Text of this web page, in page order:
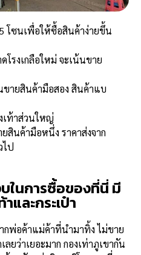
โซนเพื่อให้ซื้อสินค้าง่ายขึ้น
โรงเกลือใหม่ จะเน้นขาย
ขายสินค้ามือสอง สินค้าแบ
เท้าส่วนใหญ่
สินค้ามือหนึ่ง ราคาส่งจาก
ไป
ในการซื้อของที่นี่ มี
และกระเป๋า
กพ่อค้าแม่ค้าที่นำมาทิ้ง ไม่ขาย
ยว่าเยอะมาก กองเท่าภูเขากัน